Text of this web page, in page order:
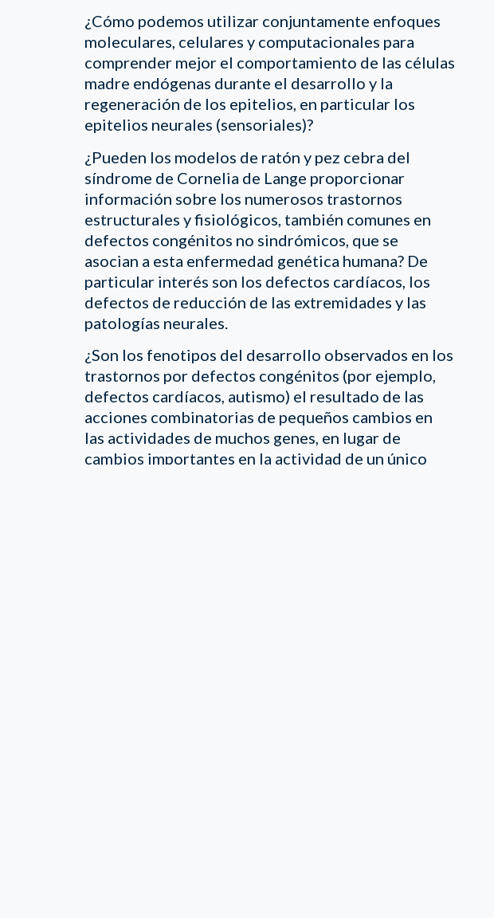
¿Cómo podemos utilizar conjuntamente enfoques
moleculares, celulares y computacionales para
comprender mejor el comportamiento de las células
madre endógenas durante el desarrollo y la
regeneración de los epitelios, en particular los
epitelios neurales (sensoriales)?
¿Pueden los modelos de ratón y pez cebra del
síndrome de Cornelia de Lange proporcionar
información sobre los numerosos trastornos
estructurales y fisiológicos, también comunes en
defectos congénitos no sindrómicos, que se
asocian a esta enfermedad genética humana? De
particular interés son los defectos cardíacos, los
defectos de reducción de las extremidades y las
patologías neurales.
¿Son los fenotipos del desarrollo observados en los
trastornos por defectos congénitos (por ejemplo,
defectos cardíacos, autismo) el resultado de las
acciones combinatorias de pequeños cambios en
las actividades de muchos genes, en lugar de
cambios importantes en la actividad de un único